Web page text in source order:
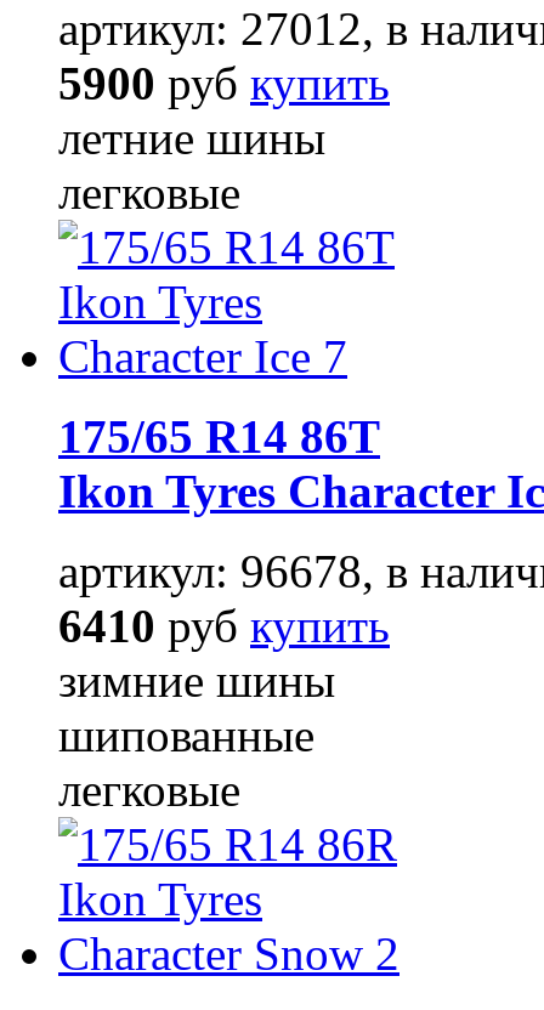
артикул: 27012, в
5900 руб купить
летние шины
легковые
175/65 R14 86T
Ikon Tyres Character
артикул: 96678, в
6410 руб купить
зимние шины
шипованные
легковые